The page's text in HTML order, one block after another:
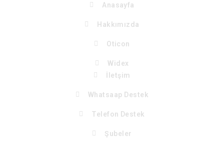
Anasayfa
Hakkımızda
Oticon
Widex
İletşim
Whatsaap Destek
Telefon Destek
Şubeler